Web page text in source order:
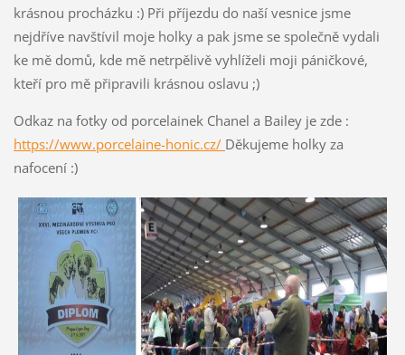
krásnou procházku :) Při příjezdu do naší vesnice jsme
nejdříve navštívil moje holky a pak jsme se společně vydali
ke mě domů, kde mě netrpělivě vyhlíželi moji páničkové,
kteří pro mě připravili krásnou oslavu ;)
Odkaz na fotky od porcelainek Chanel a Bailey je zde :
https://www.porcelaine-honic.cz/ Děkujeme holky za
nafocení :)